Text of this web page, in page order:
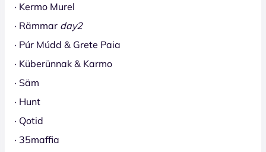
· Kermo Murel
· Rämmar day2
· Púr Múdd & Grete Paia
· Küberünnak & Karmo
· Säm
· Hunt
· Qotid
· 35maffia